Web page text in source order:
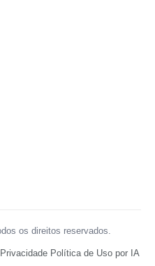
os direitos reservados.
Política de Uso por IA